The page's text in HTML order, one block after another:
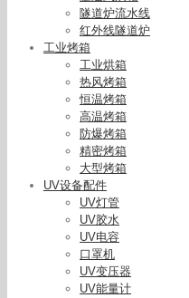
隧道炉流水线
红外线隧道炉
工业烤箱
工业烘箱
热风烤箱
恒温烤箱
高温烤箱
防爆烤箱
精密烤箱
大型烤箱
UV设备配件
UV灯管
UV胶水
UV电容
口罩机
UV变压器
UV能量计